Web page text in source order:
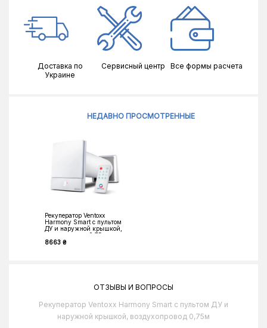
Доставка по
Украине
Сервисный центр Все формы расчета
НЕДАВНО ПРОСМОТРЕННЫЕ
Рекуператор Ventoxx
Harmony Smart с пультом
ДУ и наружной крышкой,
воздухопровод 0,75м
8663 ₴
ОТЗЫВЫ И ВОПРОСЫ
Рекуператор Ventoxx Harmony Smart с пультом ДУ и
наружной крышкой, воздухопровод 0,75м